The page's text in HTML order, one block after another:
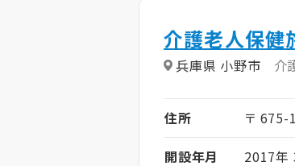
介護老人保健
兵庫県 小野市 介
住所
〒 675-
開設年月
2017年